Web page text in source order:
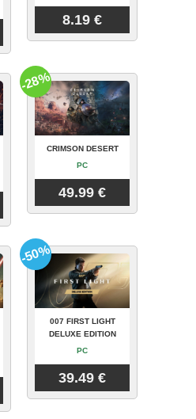
8.19 €
CRIMSON DESERT
PC
49.99 €
-28%
007 FIRST LIGHT
DELUXE EDITION
PC
39.49 €
-50%